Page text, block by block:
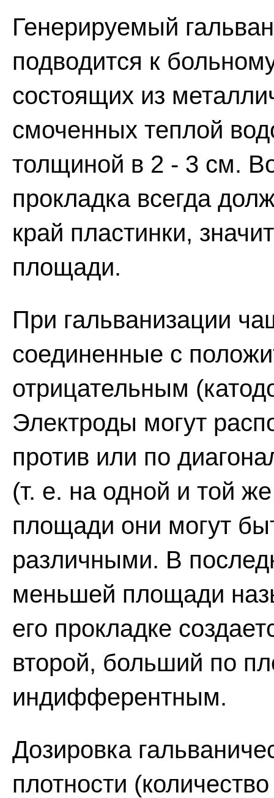
Генерируемый
подводится к
состоящих из
смоченных теплой
толщиной в 2 - 3 см.
прокладка всегда
край пластинки,
площади.
При гальванизации
соединенные с
отрицательным
Электроды могут
против или по
(т. е. на одной и той
площади они могут
различными. В
меньшей площади
его прокладке
второй, больший по
индифферентным.
Дозировка
плотности